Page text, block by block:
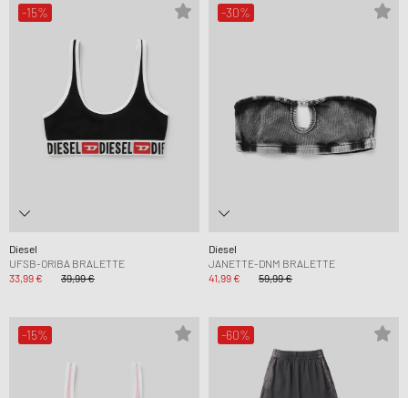
-15%
Diesel
UFSB-ORIBA BRALETTE
33,99 €
39,99 €
-30%
Diesel
JANETTE-DNM BRALETTE
41,99 €
59,99 €
-15% -60%